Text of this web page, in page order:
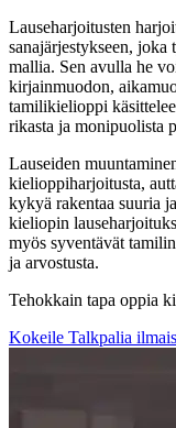
Lauseharjoitusten
sanajärjestykseen,
mallia. Sen avulla he
kirjainmuodon,
tamilikielioppi
rikasta ja monipuolista
Lauseiden
kielioppiharjoitusta,
kykyä rakentaa suuria
kieliopin
myös syventävät
ja arvostusta.
Tehokkain tapa oppia
Kokeile Talkpalia